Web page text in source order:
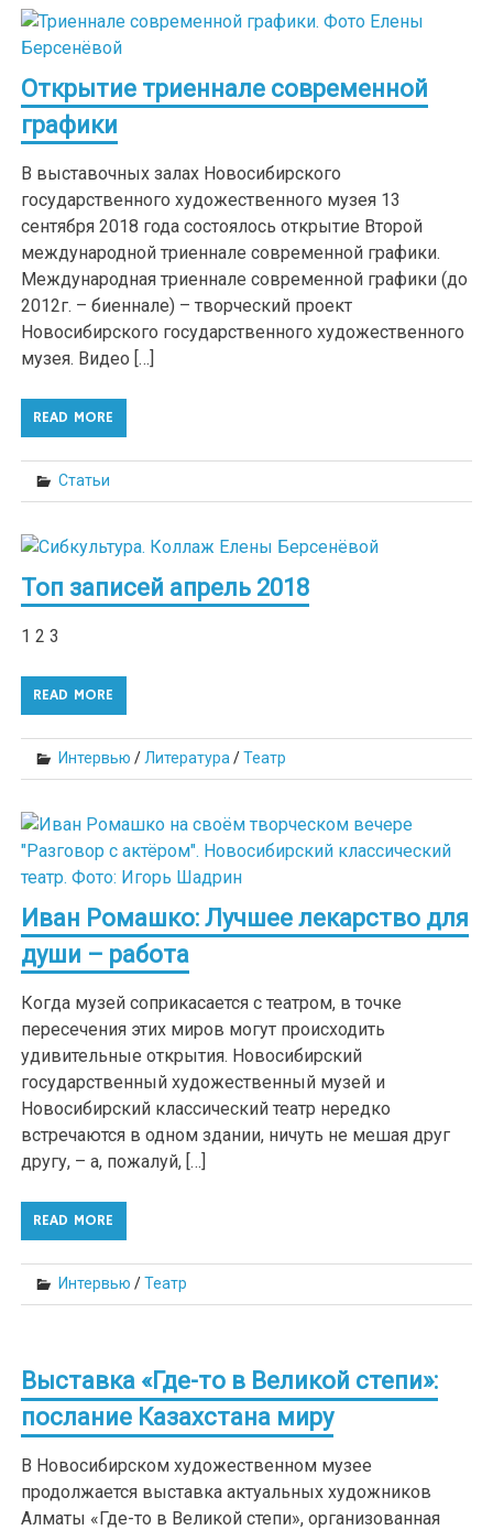
Открытие триеннале современной
графики
В выставочных залах Новосибирского
государственного художественного музея 13
сентября 2018 года состоялось открытие Второй
международной триеннале современной графики.
Международная триеннале современной графики (до
2012г. – биеннале) – творческий проект
Новосибирского государственного художественного
музея. Видео […]
READ MORE
Статьи
Топ записей апрель 2018
1 2 3
READ MORE
Интервью / Литература /Театр
Иван Ромашко: Лучшее лекарство для
души – работа
Когда музей соприкасается с театром, в точке
пересечения этих миров могут происходить
удивительные открытия. Новосибирский
государственный художественный музей и
Новосибирский классический театр нередко
встречаются в одном здании, ничуть не мешая друг
другу, – а, пожалуй, […]
READ MORE
Интервью /Театр
Выставка «Где-то в Великой степи»:
послание Казахстана миру
В Новосибирском художественном музее
продолжается выставка актуальных художников
Алматы «Где-то в Великой степи», организованная